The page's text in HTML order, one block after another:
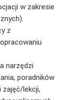
w zakresie
z
narzędzi
poradników
lekcji,